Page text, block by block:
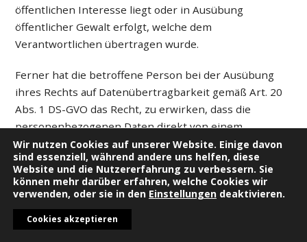
öffentlichen Interesse liegt oder in Ausübung
öffentlicher Gewalt erfolgt, welche dem
Verantwortlichen übertragen wurde.
Ferner hat die betroffene Person bei der Ausübung
ihres Rechts auf Datenübertragbarkeit gemäß Art. 20
Abs. 1 DS-GVO das Recht, zu erwirken, dass die
personenbezogenen Daten direkt von einem
Verantwortlichen an einen anderen Verantwortlichen
übermittelt werden, soweit dies technisch machbar ist
und sofern hiervon nicht die Rechte und Freiheiten
anderer Personen beeinträchtigt werden.
Zur Geltendmachung des Rechts auf
Wir nutzen Cookies auf unserer Website. Einige davon
sind essenziell, während andere uns helfen, diese
Website und die Nutzererfahrung zu verbessern. Sie
können mehr darüber erfahren, welche Cookies wir
verwenden, oder sie in den Einstellungen deaktivieren.
Cookies akzeptieren